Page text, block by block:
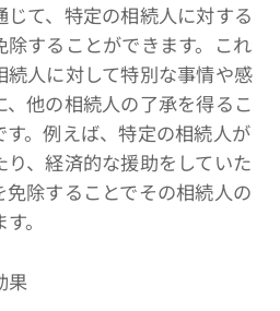
て、特定の相続人に対する
することができます。これ
人に対して特別な事情や感
他の相続人の了承を得るこ
。例えば、特定の相続人が
、経済的な援助をしていた
除することでその相続人の
。
果